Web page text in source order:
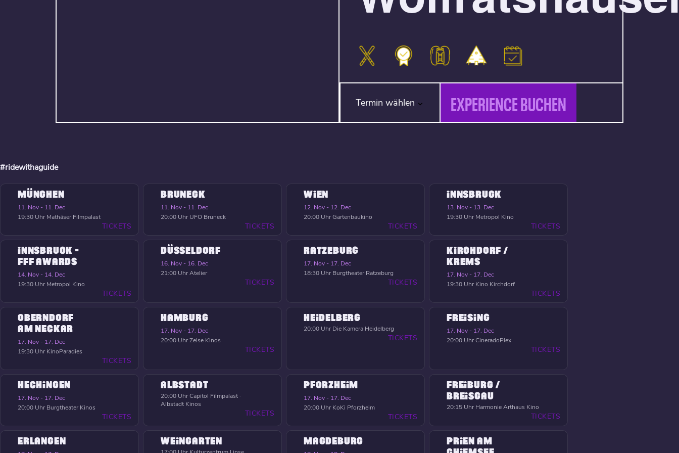
Termin wählen EXPERIENCE BUCHEN
#ridewithaguide
MÜNCHEN
11. Nov - 11. Dec
19:30 Uhr Mathäser Filmpalast
TICKETS
BRUNECK
11. Nov - 11. Dec
20:00 Uhr UFO Bruneck
TICKETS
WIEN
12. Nov - 12. Dec
20:00 UhrGartenbaukino
TICKETS
INNSBRUCK
13. Nov - 13. Dec
19:30 Uhr Metropol Kino
TICKETS
INNSBRUCK -
FFF AWARDS
14. Nov - 14. Dec
19:30 Uhr Metropol Kino
TICKETS
DÜSSELDORF
16. Nov - 16. Dec
21:00 UhrAtelier
TICKETS
RATZEBURG
17. Nov - 17. Dec
18:30 Uhr Burgtheater Ratzeburg
TICKETS
KIRCHDORF /
KREMS
17. Nov - 17. Dec
19:30 Uhr Kino Kirchdorf
TICKETS
OBERNDORF
AM NECKAR
17. Nov - 17. Dec
19:30 Uhr KinoParadies
TICKETS
HAMBURG
17. Nov - 17. Dec
20:00 UhrZeise Kinos
TICKETS
HEIDELBERG
20:00 Uhr Die Kamera Heidelberg
TICKETS
FREISING
17. Nov - 17. Dec
20:00 UhrCineradoPlex
TICKETS
HECHINGEN
17. Nov - 17. Dec
20:00 Uhr Burgtheater Kinos
TICKETS
ALBSTADT
20:00 UhrCapitol Filmpalast ·
Albstadt Kinos
TICKETS
PFORZHEIM
17. Nov - 17. Dec
20:00 Uhr KoKi Pforzheim
TICKETS
FREIBURG /
BREISGAU
20:15 Uhr Harmonie Arthaus Kino
TICKETS
ERLANGEN WEINGARTEN MAGDEBURG
PRIEN AM